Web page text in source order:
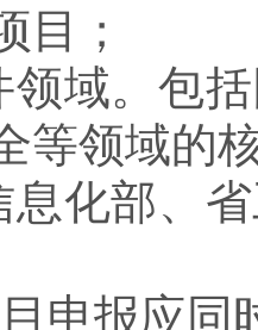
目；
领域。包
等领域的
息化部、
申报应同